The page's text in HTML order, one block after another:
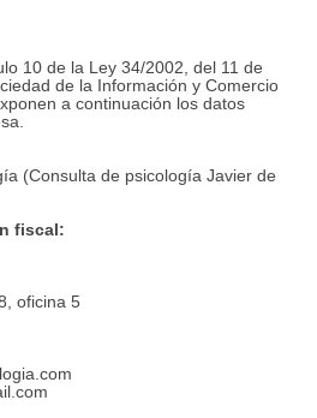
10 de la Ley 34/2002, del 11 de
de la Información y Comercio
a continuación los datos
(Consulta de psicología Javier de
fiscal:
oficina 5